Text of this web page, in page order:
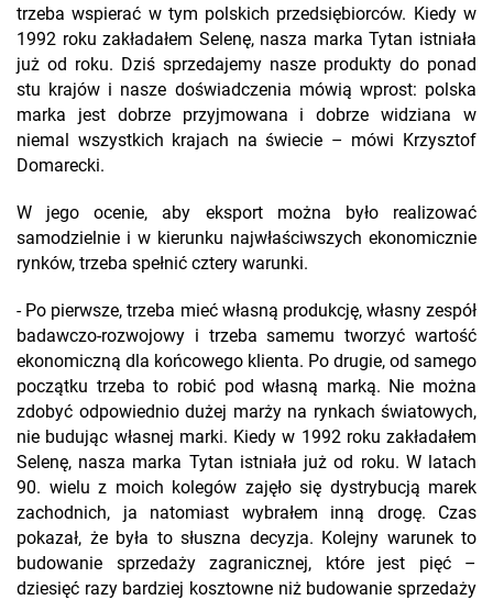
trzeba wspierać w tym polskich przedsiębiorców. Kiedy w
1992 roku zakładałem Selenę, nasza marka Tytan istniała
już od roku. Dziś sprzedajemy nasze produkty do ponad
stu krajów i nasze doświadczenia mówią wprost: polska
marka jest dobrze przyjmowana i dobrze widziana w
niemal wszystkich krajach na świecie – mówi Krzysztof
Domarecki.
W jego ocenie, aby eksport można było realizować
samodzielnie i w kierunku najwłaściwszych ekonomicznie
rynków, trzeba spełnić cztery warunki.
- Po pierwsze, trzeba mieć własną produkcję, własny zespół
badawczo-rozwojowy i trzeba samemu tworzyć wartość
ekonomiczną dla końcowego klienta. Po drugie, od samego
początku trzeba to robić pod własną marką. Nie można
zdobyć odpowiednio dużej marży na rynkach światowych,
nie budując własnej marki. Kiedy w 1992 roku zakładałem
Selenę, nasza marka Tytan istniała już od roku. W latach
90. wielu z moich kolegów zajęło się dystrybucją marek
zachodnich, ja natomiast wybrałem inną drogę. Czas
pokazał, że była to słuszna decyzja. Kolejny warunek to
budowanie sprzedaży zagranicznej, które jest pięć –
dziesięć razy bardziej kosztowne niż budowanie sprzedaży